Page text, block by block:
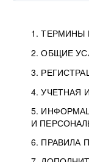
1. ТЕРМИНЫ
2. ОБЩИЕ
3.
4. УЧЕТНАЯ
5.
И
6. ПРАВИЛА